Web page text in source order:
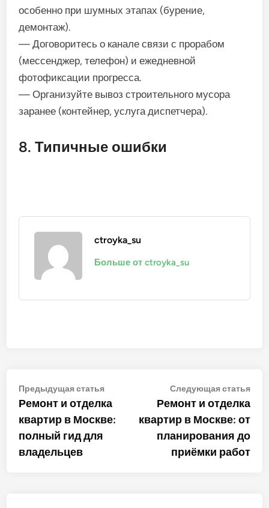
особенно при шумных этапах (бурение,
демонтаж).
— Договоритесь о канале связи с прорабом
(мессенджер, телефон) и ежедневной
фотофиксации прогресса.
— Организуйте вывоз строительного мусора
заранее (контейнер, услуга диспетчера).
8. Типичные ошибки
ctroyka_su
Больше от ctroyka_su
Навигация
по
записям
Предыдущая статьяПредыдущая
статья:
Ремонт и отделка
квартир в Москве:
полный гид для
владельцев
Следующая статья
Ремонт и отделка
квартир в Москве: от
планирования до
приёмки работ